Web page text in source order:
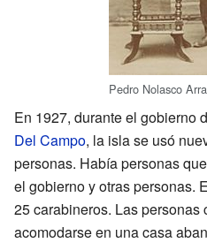
Pedro Nolasco
En 1927, durante el gobierno
Del Campo, la isla se usó
personas. Había personas
el gobierno y otras personas.
25 carabineros. Las
acomodarse en una casa